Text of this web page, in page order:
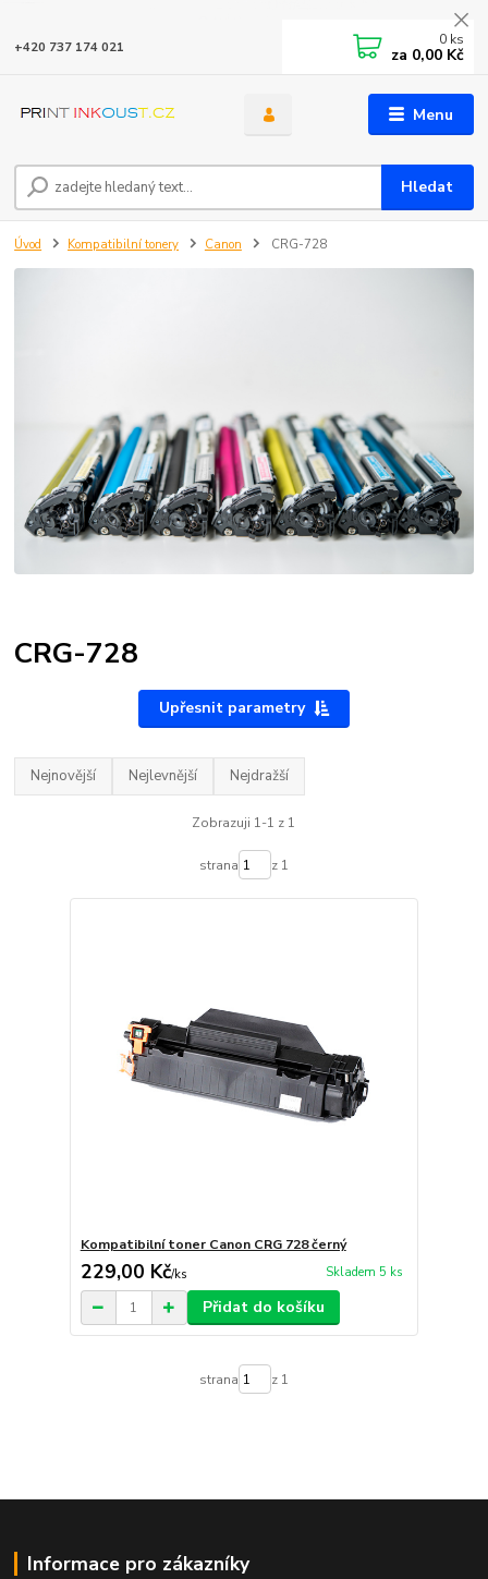
Menu
Hledat
+420 737 174 021 0 ks
za 0,00 Kč
Úvod Kompatibilní tonery Canon CRG-728
CRG-728
Upřesnit parametry
Nejnovější Nejlevnější Nejdražší
Zobrazuji 1-1 z 1
strana z 1
Kompatibilní toner Canon CRG 728 černý
229,00 Kč/ks Skladem 5 ks
Přidat do košíku
strana z 1
Informace pro zákazníky